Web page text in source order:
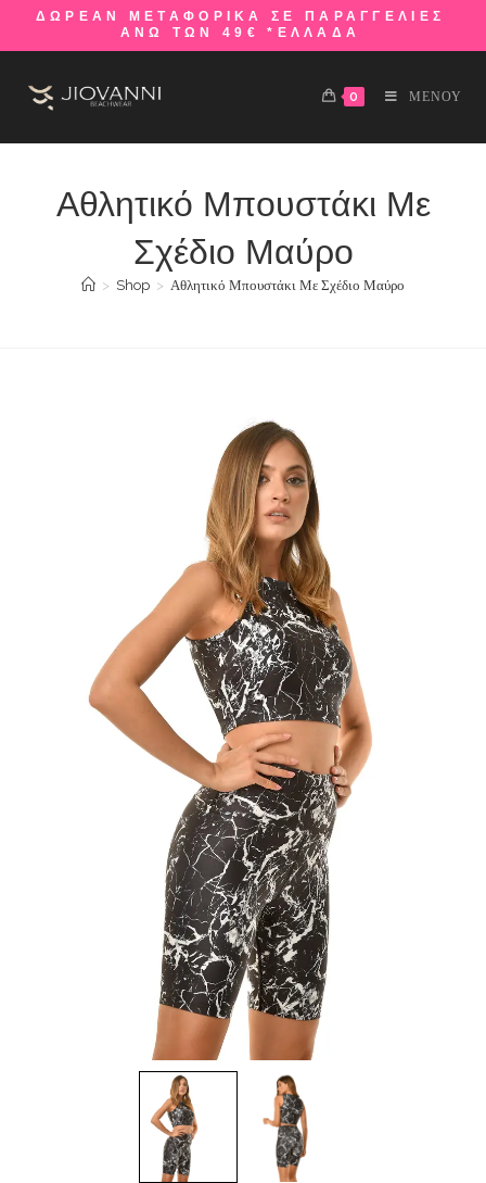
ΔΩΡΕΑΝ ΜΕΤΑΦΟΡΙΚΑ ΣΕ ΠΑΡΑΓΓΕΛΙΕΣ
ΑΝΩ ΤΩΝ 49€ *ΕΛΛΑΔΑ
0 ΜΕΝΟΥ
Αθλητικό Μπουστάκι Με
Σχέδιο Μαύρο
> Shop > Αθλητικό Μπουστάκι Με Σχέδιο Μαύρο